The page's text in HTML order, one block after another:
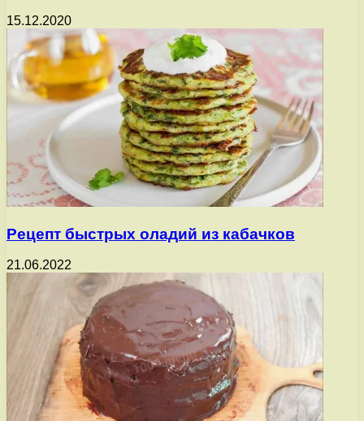
15.12.2020
Рецепт быстрых оладий из кабачков
21.06.2022